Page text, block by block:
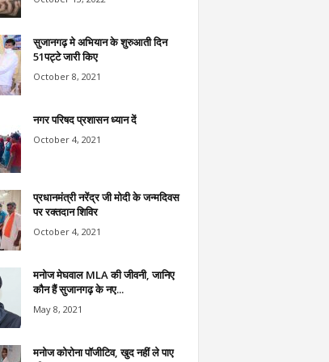
सुजानगढ़ मे अभियान के शुरुआती दिन
51पट्टे जारी किए
October 8, 2021
नगर परिषद प्रशासन ध्यान दें
October 4, 2021
प्रधानमंत्री नरेंद्र जी मोदी के जन्मदिवस
पर रक्तदान शिविर
October 4, 2021
मनोज मेघवाल MLA की जीवनी, जानिए
कौन हैं सुजानगढ़ के नए...
May 8, 2021
मनोज कोरोना पॉजीटिव, खुद नहीं ले पाए